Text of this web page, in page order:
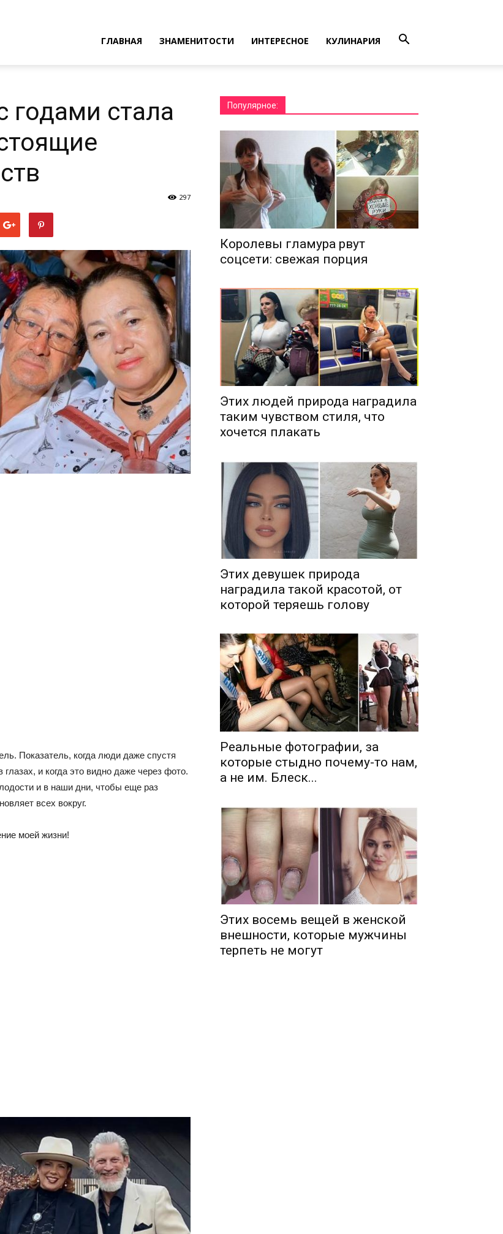
ГЛАВНАЯ ЗНАМЕНИТОСТИ ИНТЕРЕСНОЕ КУЛИНАРИЯ
годами стала
297
Показатель, когда люди даже спустя
и когда это видно даже через фото.
и в наши дни, чтобы еще раз
всех вокруг.
моей жизни!
Популярное:
Королевы гламура рвут
соцсети: свежая порция
Этих людей природа наградила
таким чувством стиля, что
хочется плакать
Этих девушек природа
наградила такой красотой, от
которой теряешь голову
Реальные фотографии, за
которые стыдно почему-то нам,
а не им. Блеск...
Этих восемь вещей в женской
внешности, которые мужчины
терпеть не могут